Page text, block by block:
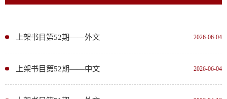
上架书目第52期——外文 2026-06-04
上架书目第52期——中文 2026-06-04